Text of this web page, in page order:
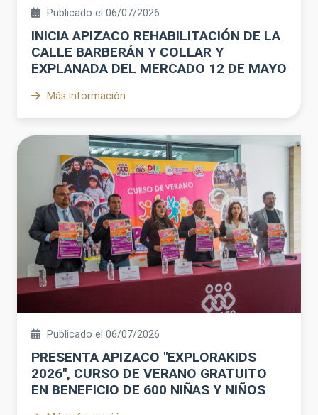
Publicado el 06/07/2026
INICIA APIZACO REHABILITACIÓN DE LA
CALLE BARBERÁN Y COLLAR Y
EXPLANADA DEL MERCADO 12 DE MAYO
Más información
Publicado el 06/07/2026
PRESENTA APIZACO "EXPLORAKIDS
2026", CURSO DE VERANO GRATUITO
EN BENEFICIO DE 600 NIÑAS Y NIÑOS